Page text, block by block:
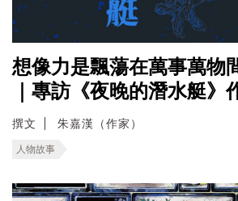
想像力是飄蕩在萬事萬物
｜專訪《夜晚的潛水艇》
撰文 朱嘉漢（作家）
人物故事